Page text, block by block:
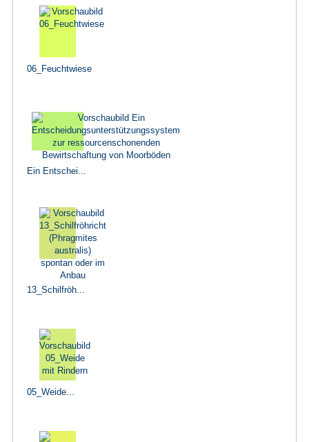
06_Feuchtwiese
Ein Entschei...
13_Schilfröh...
05_Weide...